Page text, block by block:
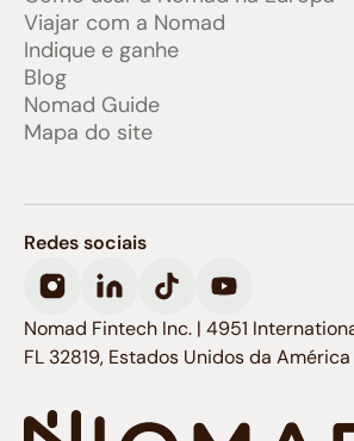
Viajar com a Nomad
Indique e ganhe
Blog
Nomad Guide
Mapa do site
Redes sociais
Nomad Fintech Inc. | 4951
FL 32819, Estados Unidos da América